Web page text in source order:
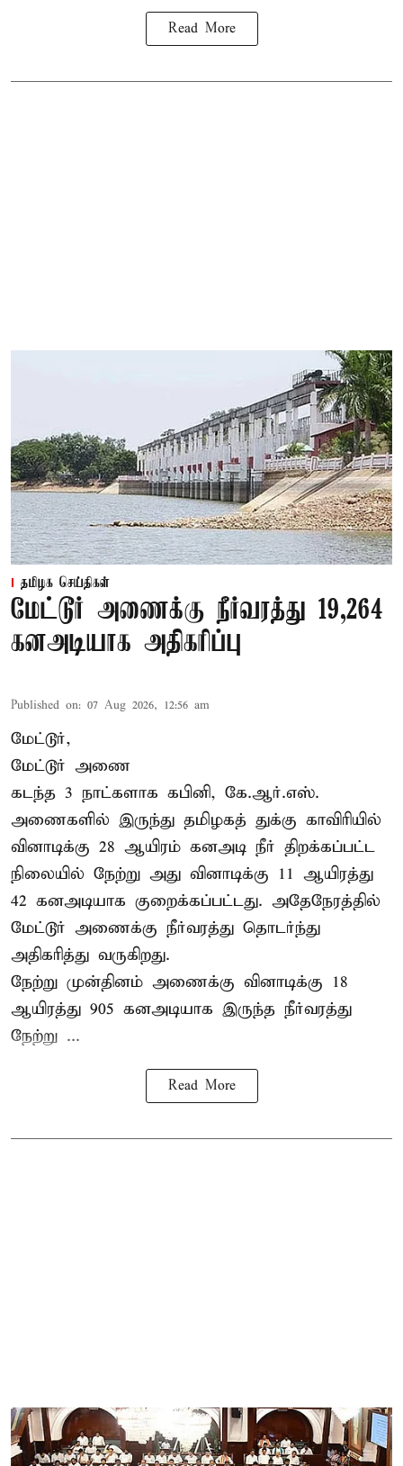
Read More
தமிழக செய்திகள்
மேட்டூர் அணைக்கு நீர்வரத்து 19,264
கனஅடியாக அதிகரிப்பு
Published on: 07 Aug 2026, 12:56 am
மேட்டூர்,
மேட்டூர் அணை
கடந்த 3 நாட்களாக கபினி, கே.ஆர்.எஸ்.
அணைகளில் இருந்து தமிழகத் துக்கு காவிரியில்
வினாடிக்கு 28 ஆயிரம் கனஅடி நீர் திறக்கப்பட்ட
நிலையில் நேற்று அது வினாடிக்கு 11 ஆயிரத்து
42 கனஅடியாக குறைக்கப்பட்டது. அதேநேரத்தில்
மேட்டூர் அணைக்கு நீர்வரத்து தொடர்ந்து
அதிகரித்து வருகிறது.
நேற்று முன்தினம் அணைக்கு வினாடிக்கு 18
ஆயிரத்து 905 கனஅடியாக இருந்த நீர்வரத்து
நேற்று ...
Read More